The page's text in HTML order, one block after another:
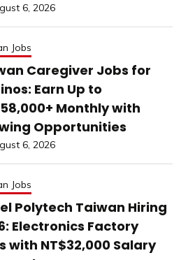
6, 2026
Jobs
Caregiver Jobs for
Earn Up to
Monthly with
Opportunities
6, 2026
Jobs
Polytech Taiwan Hiring
Electronics Factory
with NT$32,000 Salary